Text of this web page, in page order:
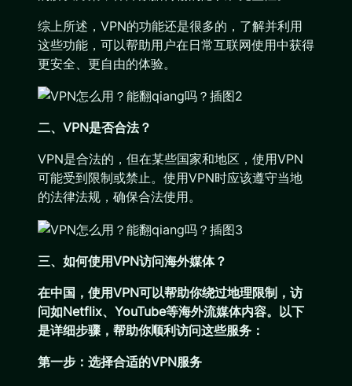
综上所述，VPN的功能还是很多的，了解并利用
这些功能，可以帮助用户在日常互联网使用中获得
更安全、更自由的体验。
二、VPN是否合法？
VPN是合法的，但在某些国家和地区，使用VPN
可能受到限制或禁止。使用VPN时应该遵守当地
的法律法规，确保合法使用。
三、如何使用VPN访问海外媒体？
在中国，使用VPN可以帮助你绕过地理限制，访
问如Netflix、YouTube等海外流媒体内容。以下
是详细步骤，帮助你顺利访问这些服务：
第一步：选择合适的VPN服务